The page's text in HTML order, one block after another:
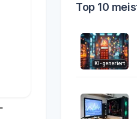
Top 10
KI-generiert